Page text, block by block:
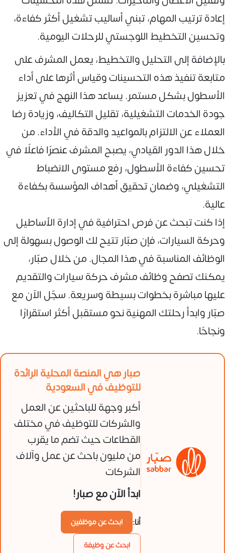
إعادة ترتيب المهام، تبني أساليب تشغيل أكثر كفاءة،
وتحسين التخطيط اللوجستي للرحلات اليومية.
بالإضافة إلى التحليل والتخطيط، يعمل المشرف على
متابعة تنفيذ هذه التحسينات وقياس أثرها على أداء
الأسطول بشكل مستمر. يساعد هذا النهج في تعزيز
جودة الخدمات التشغيلية، تقليل التكاليف، وزيادة رضا
العملاء عن الالتزام بالمواعيد والدقة في الأداء. من
خلال هذا الدور القيادي، يصبح المشرف عنصرًا فاعلًا في
تحسين كفاءة الأسطول، رفع مستوى الانضباط
التشغيلي، وضمان تحقيق أهداف المؤسسة بكفاءة
عالية.
إذا كنت تبحث عن فرص احترافية في إدارة الأساطيل
وحركة السيارات، فإن صبّار تتيح لك الوصول بسهولة إلى
الوظائف المناسبة في هذا المجال. من خلال صبّار،
يمكنك تصفح وظائف مشرف حركة سيارات والتقديم
عليها مباشرة بخطوات بسيطة وسريعة. سجّل الآن مع
صبّار وابدأ رحلتك المهنية نحو مستقبل أكثر استقرارًا
ونجاحًا.
صبار هي المنصة المحلية الرائدة
للتوظيف في السعودية
أكبر وجهة للباحثين عن العمل
والشركات للتوظيف في مختلف
القطاعات حيث تضم ما يقرب
من مليون باحث عن عمل وآلاف
الشركات
ابدأ الآن مع صبار!
أنا:
ابحث عن موظفين
ابحث عن وظيفة